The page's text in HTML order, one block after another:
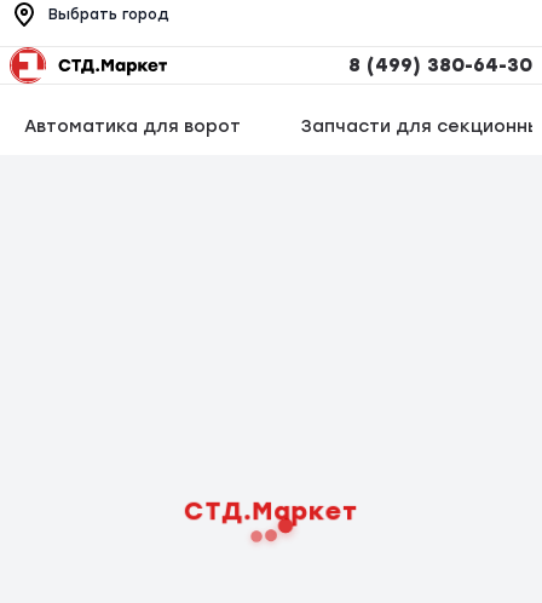
Выбрать город
8 (499) 380-64-30
Автоматика для ворот Запчасти для
СТД.Маркет